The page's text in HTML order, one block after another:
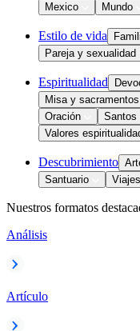
Mexico
Mundo
Estilo de vida
Pareja y sexualidad
Espiritualidad
Misa y sacramentos
Oración
Santos
Valores
Descubrimiento
Santuario
Viajes
Nuestros formatos
Análisis
Artículo